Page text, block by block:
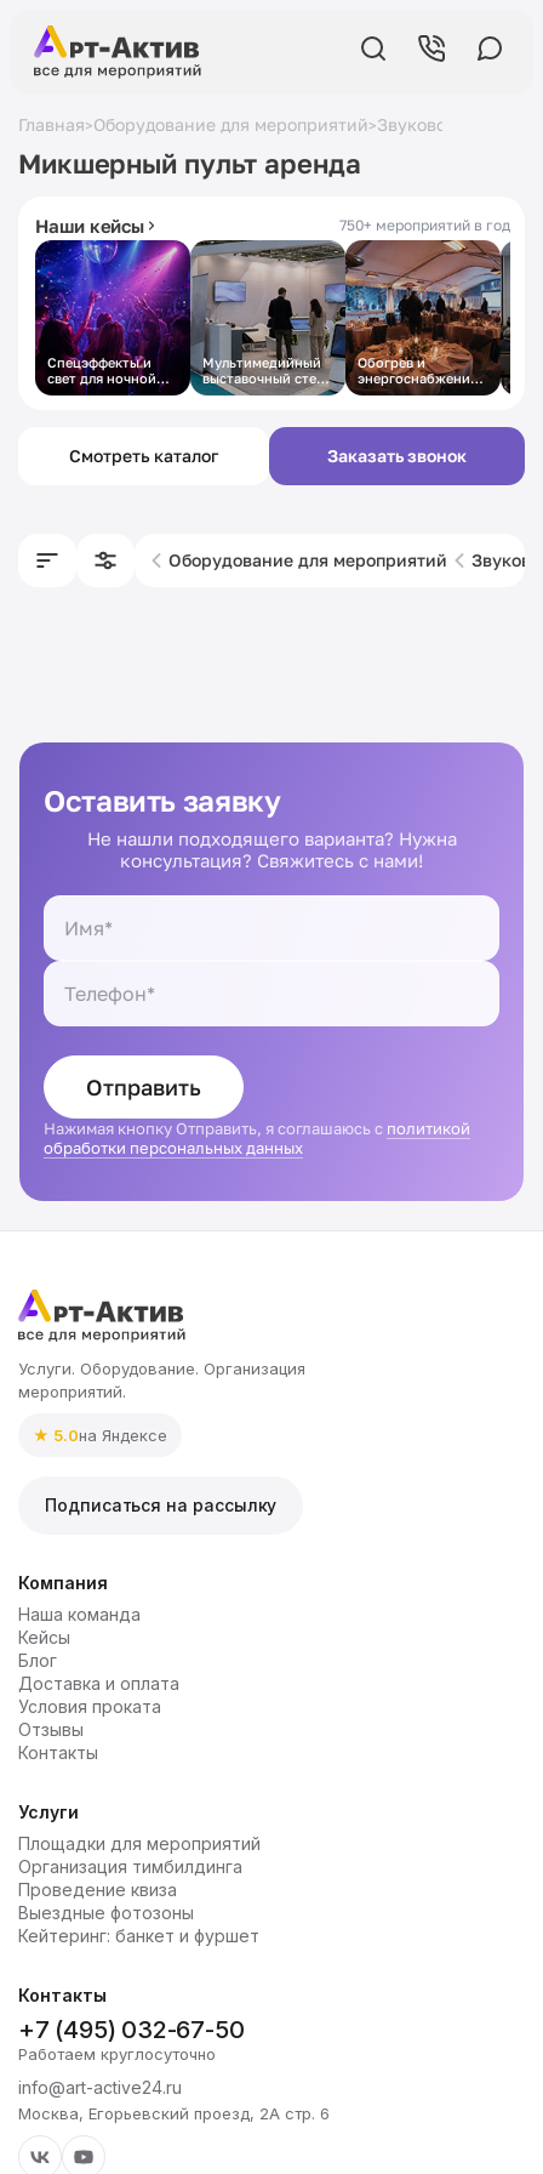
Главная>Оборудование для мероприятий>Звуковое
Микшерный пульт аренда
Наши кейсы 750+ мероприятий в год
Спецэффекты и
свет для ночной
вечеринки
Мультимедийный
выставочный стенд
под ключ
Обогрев и
энергоснабжение
зимнего
шатре
Смотреть каталог Заказать звонок
Оборудование для мероприятий
Оставить заявку
Не нашли подходящего варианта? Нужна
консультация? Свяжитесь с нами!
Отправить
Нажимая кнопку Отправить, я соглашаюсь с политикой
обработки персональных данных
Услуги. Оборудование. Организация
мероприятий.
★ 5.0на Яндексе
Подписаться на рассылку
Компания
Наша команда
Кейсы
Блог
Доставка и оплата
Условия проката
Отзывы
Контакты
Услуги
Площадки для мероприятий
Организация тимбилдинга
Проведение квиза
Выездные фотозоны
Кейтеринг: банкет и фуршет
Контакты
+7 (495) 032-67-50
Работаем круглосуточно
info@art-active24.ru
Москва, Егорьевский проезд, 2А стр. 6